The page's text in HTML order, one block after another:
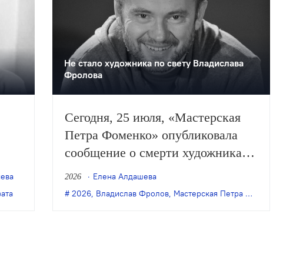
о
Не стало художника по свету Владислава
Фролова
Сегодня, 25 июля, «Мастерская
Петра Фоменко» опубликовала
сообщение о смерти художника
по свету Владислава Фролова.
С этим театром Фролов
2026
Елена Алдашева
2026, Владислав Фролов, Мастерская Петра Фоменко